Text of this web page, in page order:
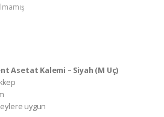
Asetat Kalemi – Siyah (M Uç)
uygun